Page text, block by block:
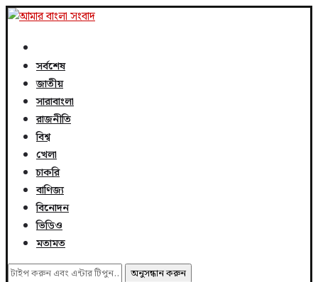
সর্বশেষ
জাতীয়
সারাবাংলা
রাজনীতি
বিশ্ব
খেলা
চাকরি
বাণিজ্য
বিনোদন
ভিডিও
মতামত
অনুসন্ধান করুন